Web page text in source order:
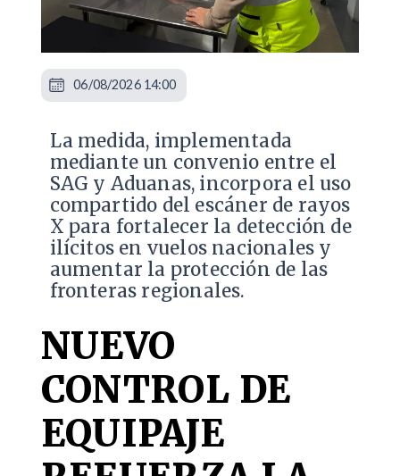
La medida, implementada
mediante un convenio entre el
SAG y Aduanas, incorpora el uso
compartido del escáner de rayos
X para fortalecer la detección de
ilícitos en vuelos nacionales y
aumentar la protección de las
fronteras regionales.
NUEVO
CONTROL DE
EQUIPAJE
06/08/2026 14:00